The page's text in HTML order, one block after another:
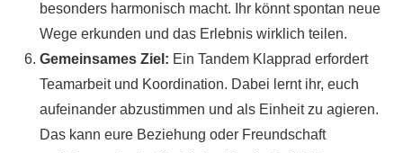
besonders harmonisch macht. Ihr könnt spontan neue
Wege erkunden und das Erlebnis wirklich teilen.
Gemeinsames Ziel: Ein Tandem Klapprad erfordert
Teamarbeit und Koordination. Dabei lernt ihr, euch
aufeinander abzustimmen und als Einheit zu agieren.
Das kann eure Beziehung oder Freundschaft